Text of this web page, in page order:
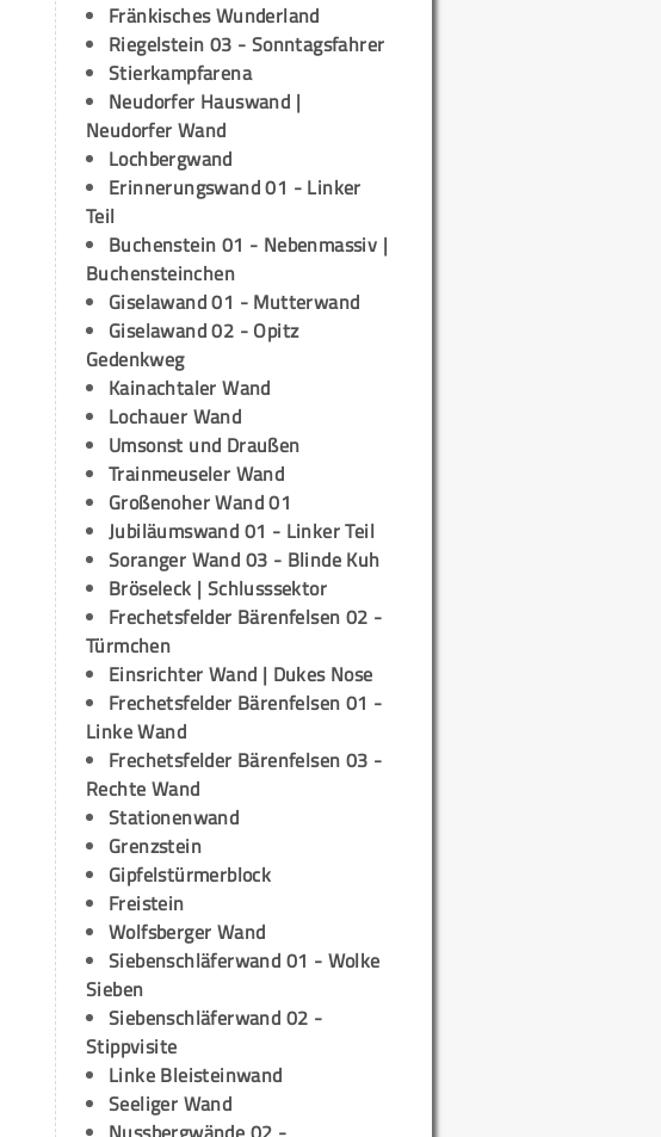
Fränkisches Wunderland
Riegelstein 03 - Sonntagsfahrer
Stierkampfarena
Neudorfer Hauswand |
Neudorfer Wand
Lochbergwand
Erinnerungswand 01 - Linker
Teil
Buchenstein 01 - Nebenmassiv |
Buchensteinchen
Giselawand 01 - Mutterwand
Giselawand 02 - Opitz
Gedenkweg
Kainachtaler Wand
Lochauer Wand
Umsonst und Draußen
Trainmeuseler Wand
Großenoher Wand 01
Jubiläumswand 01 - Linker Teil
Soranger Wand 03 - Blinde Kuh
Bröseleck | Schlusssektor
Frechetsfelder Bärenfelsen 02 -
Türmchen
Einsrichter Wand | Dukes Nose
Frechetsfelder Bärenfelsen 01 -
Linke Wand
Frechetsfelder Bärenfelsen 03 -
Rechte Wand
Stationenwand
Grenzstein
Gipfelstürmerblock
Freistein
Wolfsberger Wand
Siebenschläferwand 01 - Wolke
Sieben
Siebenschläferwand 02 -
Stippvisite
Linke Bleisteinwand
Seeliger Wand